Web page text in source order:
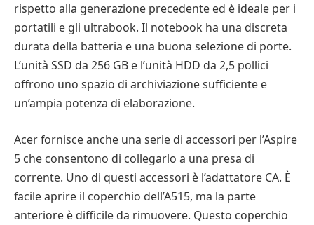
rispetto alla generazione precedente ed è ideale per i
portatili e gli ultrabook. Il notebook ha una discreta
durata della batteria e una buona selezione di porte.
L’unità SSD da 256 GB e l’unità HDD da 2,5 pollici
offrono uno spazio di archiviazione sufficiente e
un’ampia potenza di elaborazione.
Acer fornisce anche una serie di accessori per l’Aspire
5 che consentono di collegarlo a una presa di
corrente. Uno di questi accessori è l’adattatore CA. È
facile aprire il coperchio dell’A515, ma la parte
anteriore è difficile da rimuovere. Questo coperchio